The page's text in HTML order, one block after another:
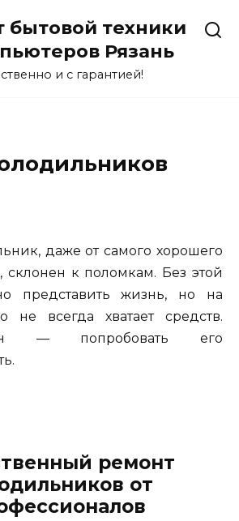
бытовой техники
Рязань
и с гарантией!
даже от самого хорошего
склонен к поломкам. Без этой
представить жизнь, но на
не всегда хватает средств.
— попробовать его
ремонт
от